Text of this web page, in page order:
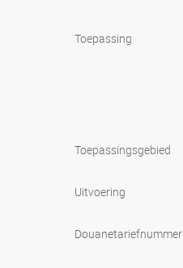
Toepassing
Toepassingsgebied
Uitvoering
Douanetariefnummer